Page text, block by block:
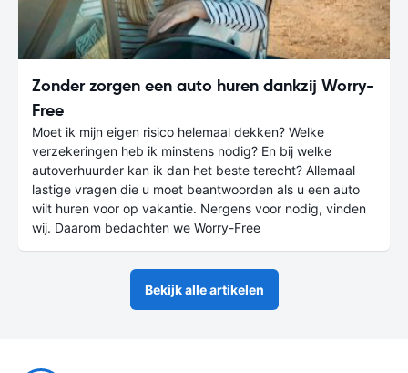
Zonder zorgen een auto huren dankzij Worry-
Free
Moet ik mijn eigen risico helemaal dekken? Welke
verzekeringen heb ik minstens nodig? En bij welke
autoverhuurder kan ik dan het beste terecht? Allemaal
lastige vragen die u moet beantwoorden als u een auto
wilt huren voor op vakantie. Nergens voor nodig, vinden
wij. Daarom bedachten we Worry-Free
Bekijk alle artikelen